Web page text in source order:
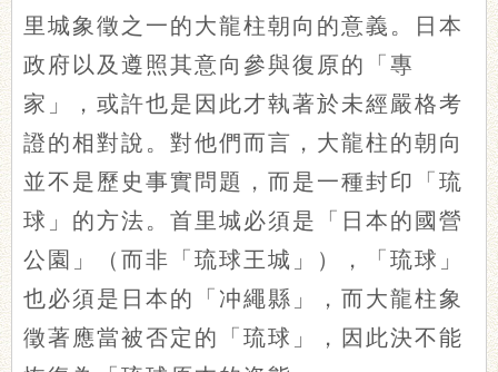
里城象徵之一的大龍柱朝向的意義。日本
政府以及遵照其意向參與復原的「專
家」，或許也是因此才執著於未經嚴格考
證的相對說。對他們而言，大龍柱的朝向
並不是歷史事實問題，而是一種封印「琉
球」的方法。首里城必須是
「 日本的國營
公園 」 （而非 「 琉球王城 」 ），
「琉球」
也必須是日本的 「 冲繩縣 」
，而大龍柱象
徵著應當被否定的「琉球」，因此決不能